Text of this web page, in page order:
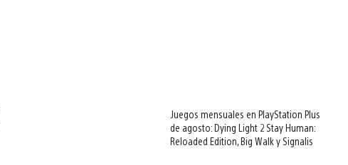
Juegos mensuales en PlayStation Plus
de agosto: Dying Light 2 Stay Human:
Reloaded Edition, Big Walk y Signalis